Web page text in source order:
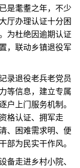
是耄耋之年，不少
厅办理认证十分困
为杜绝因逾期认证
，联动乡镇退役军
退役老兵老党员
等信息，建立专属
户上门服务机制。
格认证、拥军走
、困难需求明、便
部为民实干作风。
走进乡村小院、